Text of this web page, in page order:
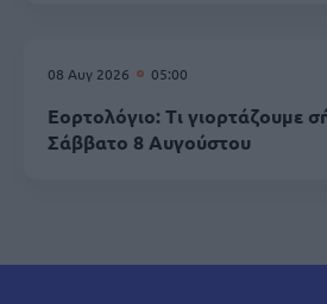
08 Αυγ 2026 05:00
Εορτολόγιο: Τι γιορτάζουμε
Σάββατο 8 Αυγούστου